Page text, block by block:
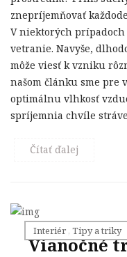
znepríjemňovať
V niektorých
vetranie. Navyše,
môže viesť k vzniku
našom článku sme pre
optimálnu vlhkosť
spríjemnia chvíle
Čítať ďalej
Interiér , Tipy a triky
Vianočné